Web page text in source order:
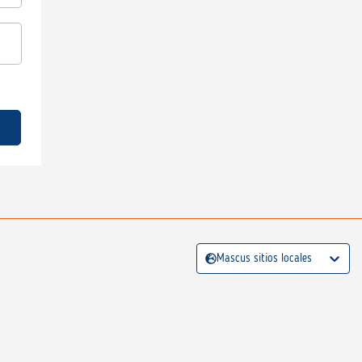
Mascus sitios locales